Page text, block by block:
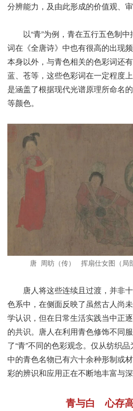
分辨能力，及由此形成的价值观、审
以“青”为例，青在五行五色制中
词在《全唐诗》中也有很高的出现
本身以外，与青色相关的色彩词还有
蓝、苍等，这些色彩词在一定程度
是涵盖了根据现代光谱原理所命名
等颜色。
唐 周昉（传） 挥扇仕女图（局
唐人将这些连续且过渡，并非十
色系中，在侧面反映了虽然古人尚
学认识，但在日常生活实践当中正
的共识。唐人在利用青色修饰不同
了“青”不同的色彩观念。仅从纺织
中的青色名物已有六十余种形制或
彩的辨识和应用正在不断地丰富与深
青与白 心存高